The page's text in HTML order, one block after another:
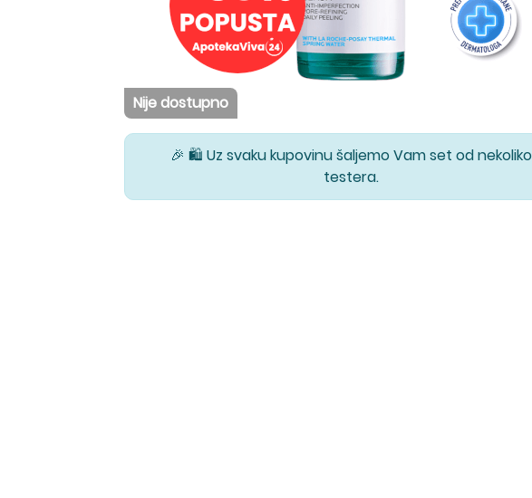
Nije dostupno
🎉 🛍️ Uz svaku kupovinu šaljemo Vam set od nekoliko
testera.